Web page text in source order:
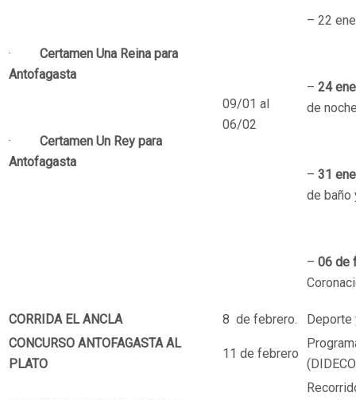
· Certamen Una Reina para
Antofagasta
· Certamen Un Rey para
Antofagasta
09/01 al
06/02
– 22
– 24
de
– 31
de baño
– 06 de
CORRIDA EL ANCLA 8 de febrero.
Deporte
CONCURSO ANTOFAGASTA AL
PLATO
11 de febrero